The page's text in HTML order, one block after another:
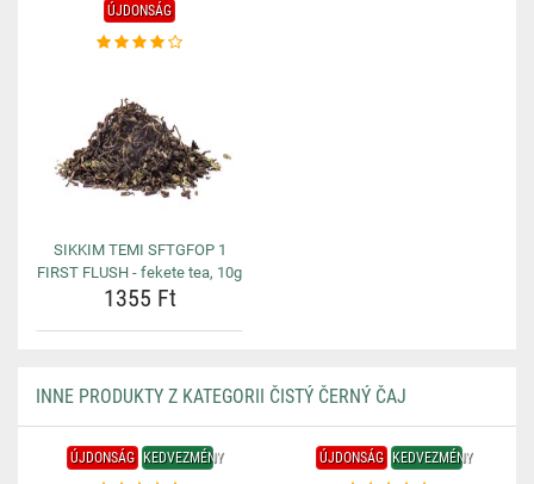
ÚJDONSÁG
SIKKIM TEMI SFTGFOP 1
FIRST FLUSH - fekete tea, 10g
1355 Ft
INNE PRODUKTY Z KATEGORII ČISTÝ ČERNÝ ČAJ
ÚJDONSÁG KEDVEZMÉNY ÚJDONSÁG KEDVEZMÉNY